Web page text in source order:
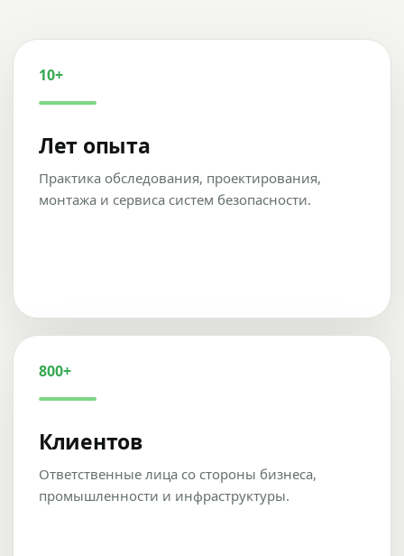
10+
Лет опыта
Практика обследования, проектирования,
монтажа и сервиса систем безопасности.
800+
Клиентов
Ответственные лица со стороны бизнеса,
промышленности и инфраструктуры.